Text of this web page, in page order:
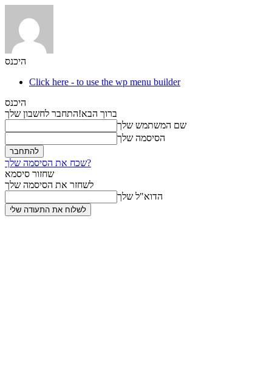
היכנס
Click here - to use the wp menu builder
היכנס
ברוך הבא!התחבר לחשבון שלך
שם המשתמש שלך
הסיסמה שלך
שכח את הסיסמה שלך?
שחזור סיסמא
לשחזר את הסיסמה שלך
הדוא"ל שלך